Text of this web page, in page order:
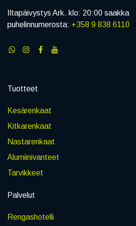
Iltapäivystys Ark. klo: 20:00 saakka
puhelinnumerosta: +358 9 838 6110
Tuotteet
Kesärenkaat
Kitkarenkaat
Nastarenkaat
Alumiinivanteet
Tarvikkeet
Palvelut
Rengashotelli